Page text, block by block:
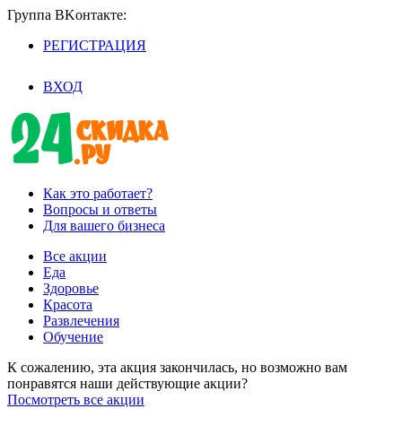
Группа BKoнтaктe:
РЕГИСТРАЦИЯ
ВХОД
Как это работает?
Вопросы и ответы
Для вашего бизнеса
Все акции
Еда
Здоровье
Красота
Развлечения
Обучение
К сожалению, эта акция закончилась, но возможно вам
понравятся наши действующие акции?
Посмотреть все акции